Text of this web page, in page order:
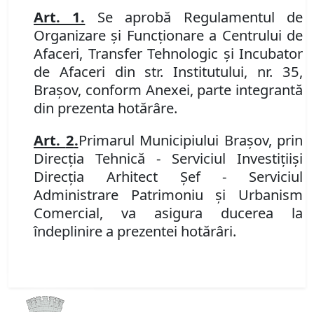
Art. 1. Se aprobă Regulamentul de
Organizare şi Funcţionare a Centrului de
Afaceri, Transfer Tehnologic şi Incubator
de Afaceri din str. Institutului, nr. 35,
Braşov, conform Anexei, parte integrantă
din prezenta hotărâre.
Art. 2.Primarul Municipiului Brașov, prin
Direcţia Tehnică - Serviciul Investiţiişi
Direcţia Arhitect Şef - Serviciul
Administrare Patrimoniu şi Urbanism
Comercial, va asigura ducerea la
îndeplinire a prezentei hotărâri.